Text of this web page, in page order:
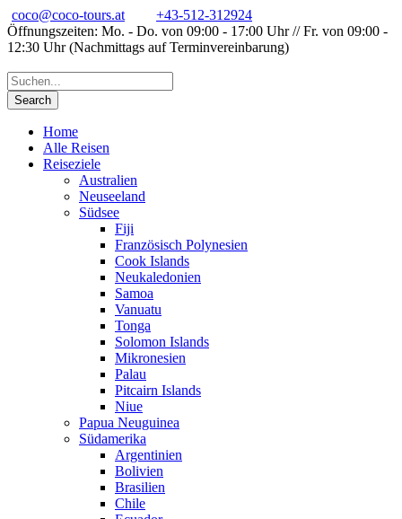
coco@coco-tours.at
+43-512-312924
Öffnungszeiten: Mo. - Do. von 09:00 - 17:00 Uhr // Fr. von 09:00 -
12:30 Uhr (Nachmittags auf Terminvereinbarung)
Home
Alle Reisen
Reiseziele
Australien
Neuseeland
Südsee
Fiji
Französisch Polynesien
Cook Islands
Neukaledonien
Samoa
Vanuatu
Tonga
Solomon Islands
Mikronesien
Palau
Pitcairn Islands
Niue
Papua Neuguinea
Südamerika
Argentinien
Bolivien
Brasilien
Chile